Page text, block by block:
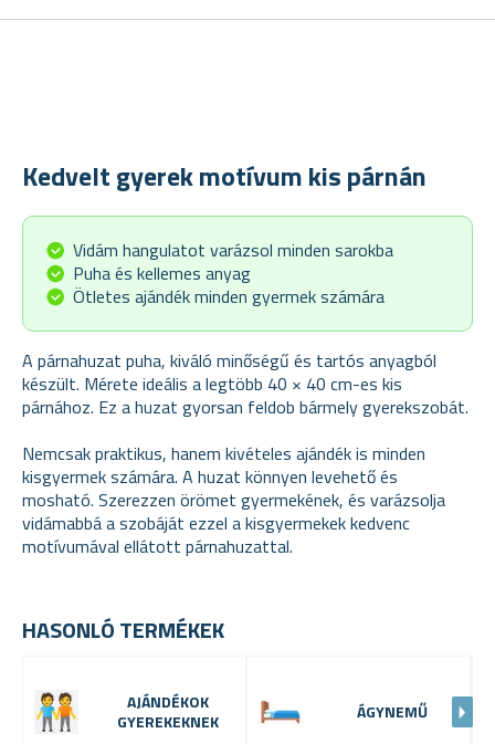
Kedvelt gyerek motívum kis párnán
Vidám hangulatot varázsol minden sarokba
Puha és kellemes anyag
Ötletes ajándék minden gyermek számára
A párnahuzat puha, kiváló minőségű és tartós anyagból
készült. Mérete ideális a legtöbb 40 × 40 cm-es kis
párnához. Ez a huzat gyorsan feldob bármely gyerekszobát.
Nemcsak praktikus, hanem kivételes ajándék is minden
kisgyermek számára. A huzat könnyen levehető és
mosható. Szerezzen örömet gyermekének, és varázsolja
vidámabbá a szobáját ezzel a kisgyermekek kedvenc
motívumával ellátott párnahuzattal.
HASONLÓ TERMÉKEK
AJÁNDÉKOK
GYEREKEKNEK
ÁGYNEMŰ